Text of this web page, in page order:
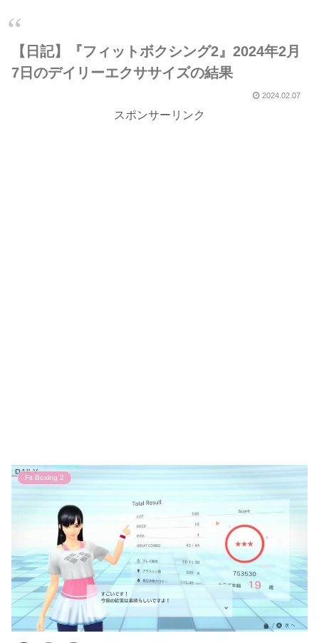
【日記】『フィットボクシング2』2024年2月
7日のデイリーエクササイズの結果
2024.02.07
スポンサーリンク
Fit Boxing 2